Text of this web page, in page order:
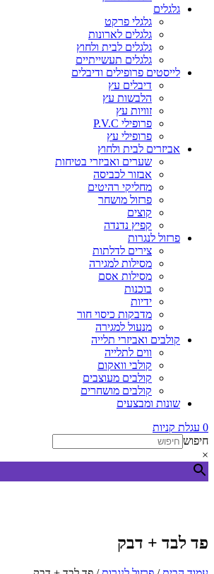
גלגלים
גלגלי פרקט
גלגלים לארונות
גלגלים לבית ולחוץ
גלגלים תעשייתיים
לייסטים פרופילים ודיבלים
דיבלים עץ
הלבשות עץ
זוויות עץ
פרופילי P.V.C
פרופילי עץ
אביזרים לבית ולחוץ
שערים ואביזרי בטיחות
אבזור לכביסה
מחליקי רהיטים
פרזול מושחר
קוצים
קפיץ נדנדה
פרזול לנגרות
צירים לדלתות
מסילות למגירה
מסילות אסם
בוכנות
ידיות
מדבקות כיסוי חור
מנעול למגירה
קולבים ואביזרי תלייה
ווים לתלייה
קולבי וואקום
קולבים מעוצבים
קולבים מושחרים
שונות ומבצעים
0 עגלת קניות
חיפוש
×
פד לבד + דבק